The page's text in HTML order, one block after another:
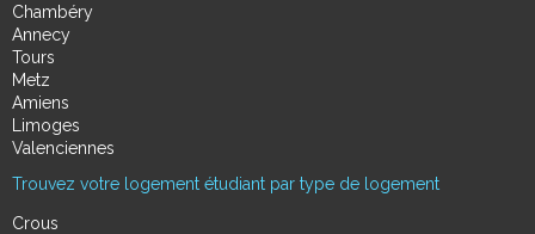
Chambéry
Annecy
Tours
Metz
Amiens
Limoges
Valenciennes
Trouvez votre logement étudiant par type de logement
Crous